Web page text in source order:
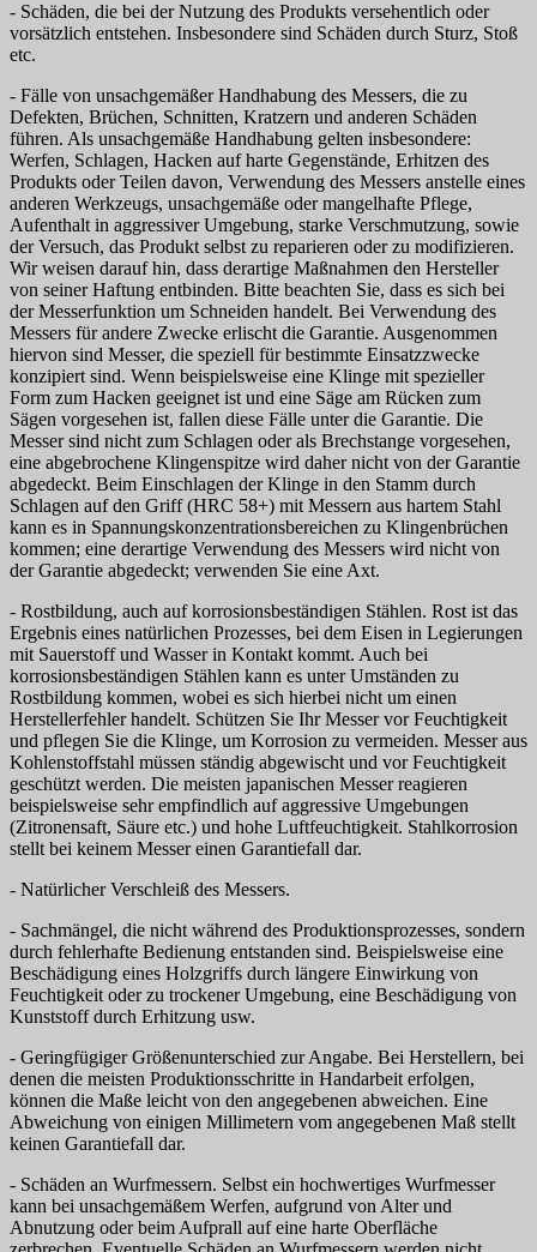
- Schäden, die bei der Nutzung des Produkts versehentlich oder
vorsätzlich entstehen. Insbesondere sind Schäden durch Sturz, Stoß
etc.
- Fälle von unsachgemäßer Handhabung des Messers, die zu
Defekten, Brüchen, Schnitten, Kratzern und anderen Schäden
führen. Als unsachgemäße Handhabung gelten insbesondere:
Werfen, Schlagen, Hacken auf harte Gegenstände, Erhitzen des
Produkts oder Teilen davon, Verwendung des Messers anstelle eines
anderen Werkzeugs, unsachgemäße oder mangelhafte Pflege,
Aufenthalt in aggressiver Umgebung, starke Verschmutzung, sowie
der Versuch, das Produkt selbst zu reparieren oder zu modifizieren.
Wir weisen darauf hin, dass derartige Maßnahmen den Hersteller
von seiner Haftung entbinden. Bitte beachten Sie, dass es sich bei
der Messerfunktion um Schneiden handelt. Bei Verwendung des
Messers für andere Zwecke erlischt die Garantie. Ausgenommen
hiervon sind Messer, die speziell für bestimmte Einsatzzwecke
konzipiert sind. Wenn beispielsweise eine Klinge mit spezieller
Form zum Hacken geeignet ist und eine Säge am Rücken zum
Sägen vorgesehen ist, fallen diese Fälle unter die Garantie. Die
Messer sind nicht zum Schlagen oder als Brechstange vorgesehen,
eine abgebrochene Klingenspitze wird daher nicht von der Garantie
abgedeckt. Beim Einschlagen der Klinge in den Stamm durch
Schlagen auf den Griff (HRC 58+) mit Messern aus hartem Stahl
kann es in Spannungskonzentrationsbereichen zu Klingenbrüchen
kommen; eine derartige Verwendung des Messers wird nicht von
der Garantie abgedeckt; verwenden Sie eine Axt.
- Rostbildung, auch auf korrosionsbeständigen Stählen. Rost ist das
Ergebnis eines natürlichen Prozesses, bei dem Eisen in Legierungen
mit Sauerstoff und Wasser in Kontakt kommt. Auch bei
korrosionsbeständigen Stählen kann es unter Umständen zu
Rostbildung kommen, wobei es sich hierbei nicht um einen
Herstellerfehler handelt. Schützen Sie Ihr Messer vor Feuchtigkeit
und pflegen Sie die Klinge, um Korrosion zu vermeiden. Messer aus
Kohlenstoffstahl müssen ständig abgewischt und vor Feuchtigkeit
geschützt werden. Die meisten japanischen Messer reagieren
beispielsweise sehr empfindlich auf aggressive Umgebungen
(Zitronensaft, Säure etc.) und hohe Luftfeuchtigkeit. Stahlkorrosion
stellt bei keinem Messer einen Garantiefall dar.
- Natürlicher Verschleiß des Messers.
- Sachmängel, die nicht während des Produktionsprozesses, sondern
durch fehlerhafte Bedienung entstanden sind. Beispielsweise eine
Beschädigung eines Holzgriffs durch längere Einwirkung von
Feuchtigkeit oder zu trockener Umgebung, eine Beschädigung von
Kunststoff durch Erhitzung usw.
- Geringfügiger Größenunterschied zur Angabe. Bei Herstellern, bei
denen die meisten Produktionsschritte in Handarbeit erfolgen,
können die Maße leicht von den angegebenen abweichen. Eine
Abweichung von einigen Millimetern vom angegebenen Maß stellt
keinen Garantiefall dar.
- Schäden an Wurfmessern. Selbst ein hochwertiges Wurfmesser
kann bei unsachgemäßem Werfen, aufgrund von Alter und
Abnutzung oder beim Aufprall auf eine harte Oberfläche